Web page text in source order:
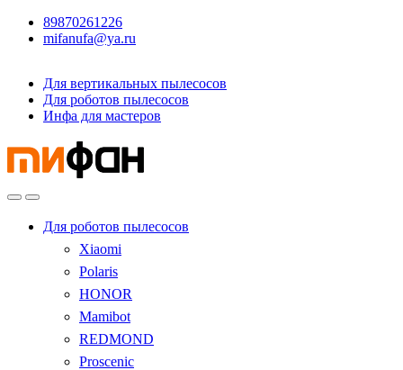
89870261226
mifanufa@ya.ru
Для вертикальных пылесосов
Для роботов пылесосов
Инфа для мастеров
Для роботов пылесосов
Xiaomi
Polaris
HONOR
Mamibot
REDMOND
Proscenic